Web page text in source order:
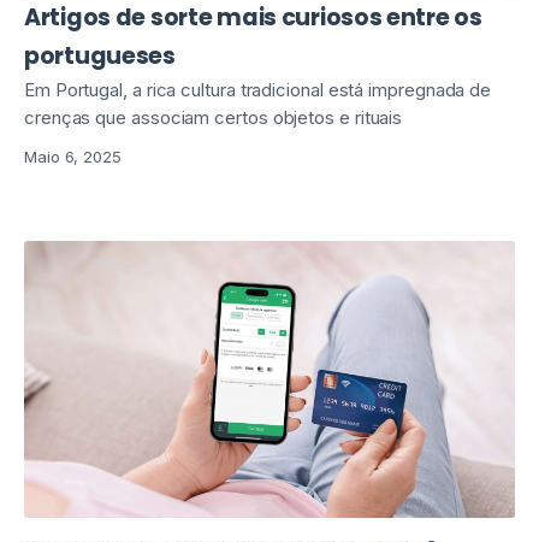
Artigos de sorte mais curiosos entre os
portugueses
Em Portugal, a rica cultura tradicional está impregnada de
crenças que associam certos objetos e rituais
Maio 6, 2025